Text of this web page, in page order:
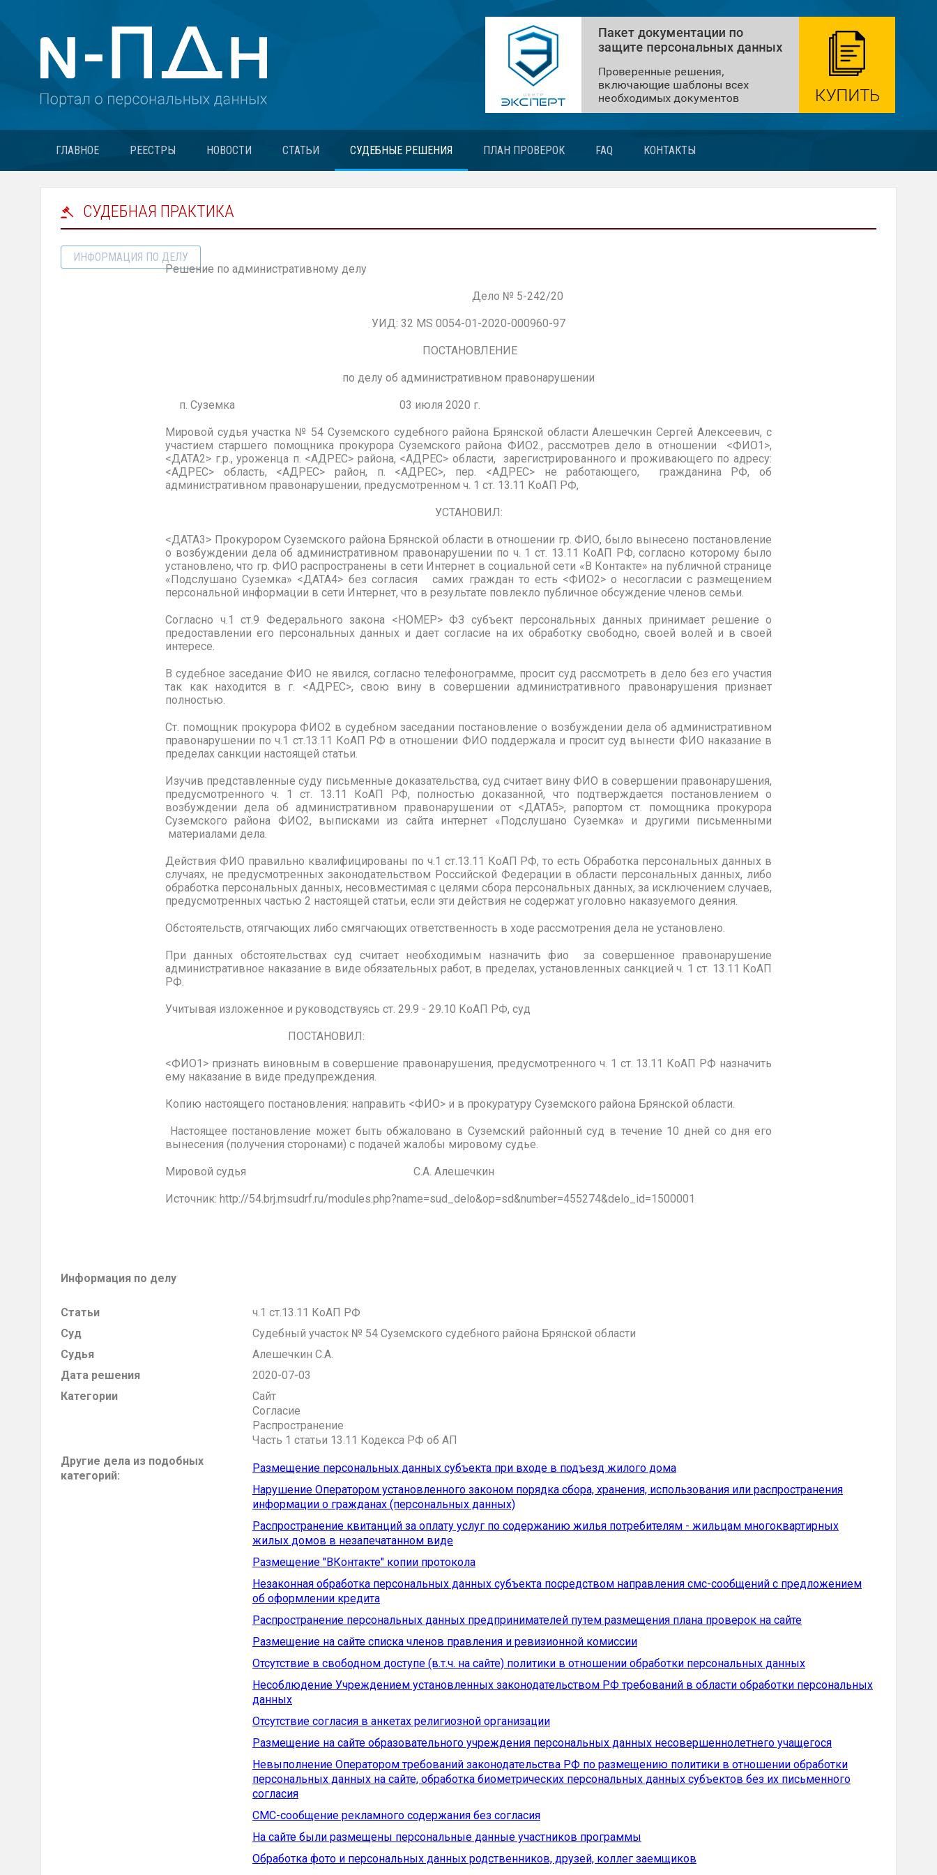
ГЛАВНОЕ РЕЕСТРЫ НОВОСТИ СТАТЬИ СУДЕБНЫЕ РЕШЕНИЯ ПЛАН ПРОВЕРОК FAQ КОНТАКТЫ
СУДЕБНАЯ ПРАКТИКА
ИНФОРМАЦИЯ ПО ДЕЛУ
Решение по административному делу
Дело № 5-242/20
УИД: 32 МS 0054-01-2020-000960-97
ПОСТАНОВЛЕНИЕ
по делу об административном правонарушении
п. Суземка 03 июля 2020 г.
Мировой судья участка № 54 Суземского судебного района Брянской области Алешечкин Сергей Алексеевич, с
участием старшего помощника прокурора Суземского района ФИО2., рассмотрев дело в отношении <ФИО1>,
<ДАТА2> г.р., уроженца п. <АДРЕС> района, <АДРЕС> области, зарегистрированного и проживающего по адресу:
<АДРЕС> область, <АДРЕС> район, п. <АДРЕС>, пер. <АДРЕС> не работающего, гражданина РФ, об
административном правонарушении, предусмотренном ч. 1 ст. 13.11 КоАП РФ,
УСТАНОВИЛ:
<ДАТА3> ПрокуроромСуземского района Брянской области в отношении гр. ФИО, было вынесено постановление
о возбуждении дела об административном правонарушении по ч. 1 ст. 13.11 КоАП РФ, согласно которому было
установлено, что гр. ФИО распространены в сети Интернет в социальной сети «В Контакте» на публичной странице
«Подслушано Суземка» <ДАТА4> без согласия самих граждан то есть <ФИО2> о несогласии с размещением
персональной информации в сети Интернет, что в результате повлекло публичное обсуждение членов семьи.
Согласно ч.1 ст.9 Федерального закона <НОМЕР> ФЗ субъект персональных данных принимает решение о
предоставлении его персональных данных и дает согласие на их обработку свободно, своей волей и в своей
интересе.
В судебное заседание ФИО не явился, согласно телефонограмме, просит суд рассмотреть в дело без его участия
так как находится в г. <АДРЕС>, свою вину в совершении административного правонарушения признает
полностью.
Ст. помощник прокурора ФИО2 в судебном заседании постановление о возбуждении дела об административном
правонарушении по ч.1 ст.13.11 КоАП РФ в отношении ФИО поддержала и просит суд вынести ФИО наказание в
пределах санкции настоящей статьи.
Изучив представленные суду письменные доказательства, суд считает винуФИО в совершении правонарушения,
предусмотренного ч. 1 ст. 13.11 КоАП РФ, полностью доказанной, что подтверждается постановлением о
возбуждении дела об административном правонарушении от <ДАТА5>, рапортом ст. помощника прокурора
Суземского района ФИО2, выписками из сайта интернет «Подслушано Суземка» и другими письменными
материалами дела.
Действия ФИО правильно квалифицированы по ч.1 ст.13.11 КоАП РФ, то есть Обработка персональных данных в
случаях, не предусмотренных законодательством Российской Федерации в области персональных данных, либо
обработка персональных данных, несовместимая с целями сбора персональных данных, за исключением случаев,
предусмотренных частью 2 настоящей статьи, если эти действия не содержат уголовно наказуемого деяния.
Обстоятельств, отягчающих либо смягчающих ответственность в ходе рассмотрения дела не установлено.
При данных обстоятельствах суд считает необходимым назначитьфио за совершенное правонарушение
административное наказание в виде обязательных работ, в пределах, установленных санкцией ч. 1 ст. 13.11 КоАП
РФ.
Учитывая изложенное и руководствуясь ст. 29.9 - 29.10 КоАП РФ, суд
ПОСТАНОВИЛ:
<ФИО1> признать виновным в совершение правонарушения, предусмотренного ч. 1 ст. 13.11 КоАП РФ назначить
ему наказание в виде предупреждения.
Копию настоящего постановления: направить <ФИО> и в прокуратуру Суземского района Брянской области.
Настоящее постановление может бытьобжаловано в Суземский районный суд в течение 10 дней со дня его
вынесения (получения сторонами) с подачей жалобы мировому судье.
Мировой судья С.А. Алешечкин
Источник: http://54.brj.msudrf.ru/modules.php?name=sud_delo&op=sd&number=455274&delo_id=1500001
Информация по делу
Статьи
ч.1 ст.13.11 КоАП РФ
Суд
Судебный участок № 54 Суземского судебного района Брянской области
Судья
Алешечкин С.А.
Дата решения
2020-07-03
Категории
Сайт
Согласие
Распространение
Часть 1 статьи 13.11 Кодекса РФ об АП
Другие дела из подобных
категорий:
Размещение персональных данных субъекта при входе в подъезд жилого дома
Нарушение Оператором установленного законом порядка сбора, хранения, использования или распространения
информации о гражданах (персональных данных)
Распространение квитанций за оплату услуг по содержанию жилья потребителям - жильцам многоквартирных
жилых домов в незапечатанном виде
Размещение "ВКонтакте" копии протокола
Незаконная обработка персональных данных субъекта посредством направления смс-сообщений с предложением
об оформлении кредита
Распространение персональных данных предпринимателей путем размещения плана проверок на сайте
Размещение на сайте списка членов правления и ревизионной комиссии
Отсутствие в свободном доступе (в.т.ч. на сайте) политики в отношении обработки персональных данных
Несоблюдение Учреждением установленных законодательством РФ требований в области обработки персональных
данных
Отсутствие согласия в анкетах религиозной организации
Размещение на сайте образовательного учреждения персональных данных несовершеннолетнего учащегося
Невыполнение Оператором требований законодательства РФ по размещению политики в отношении обработки
персональных данных на сайте, обработка биометрических персональных данных субъектов без их письменного
согласия
CMC-сообщение рекламного содержания без согласия
На сайте были размещены персональные данные участников программы
Обработка фото и персональных данных родственников, друзей, коллег заемщиков